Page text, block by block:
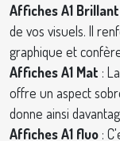
Affiches A1 Brillant
de vos visuels. Il
graphique et
Affiches A1 Mat :
offre un aspect
donne ainsi
Affiches A1 fluo :